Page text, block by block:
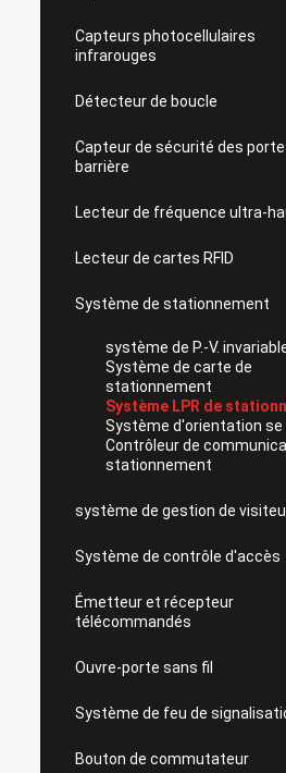
Capteurs photocellulaires
infrarouges
Détecteur de boucle
Capteur de sécurité des
barrière
Lecteur de fréquence ultra-
Lecteur de cartes RFID
Système de stationnement
système de P.-V.
Système de carte de
stationnement
Système LPR de
Système d'orientation se
Contrôleur de
stationnement
système de gestion de
Système de contrôle d'accès
Émetteur et récepteur
télécommandés
Ouvre-porte sans fil
Système de feu de
Bouton de commutateur